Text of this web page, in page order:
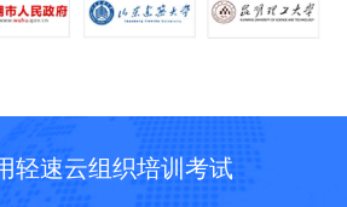
轻速云组织培训考试